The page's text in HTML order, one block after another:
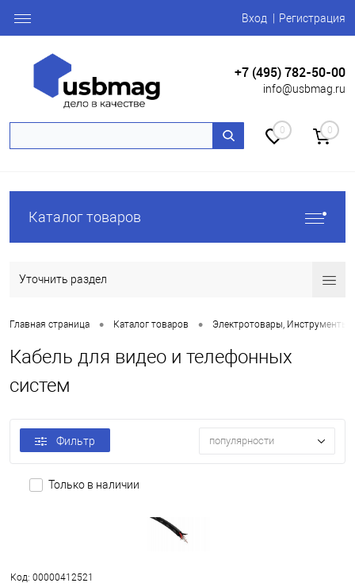
Вход Регистрация
+7 (495) 782-50-00
info@usbmag.ru
0 0
Каталог товаров
Уточнить раздел
Главная страница • Каталог товаров • Электротовары, Инструменты
Кабель для видео и телефонных
систем
Фильтр популярности
Только в наличии
Код: 00000412521